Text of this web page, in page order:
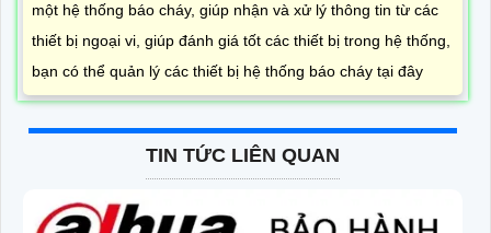
một hệ thống báo cháy, giúp nhận và xử lý thông tin từ các
thiết bị ngoại vi, giúp đánh giá tốt các thiết bị trong hệ thống,
bạn có thể quản lý các thiết bị hệ thống báo cháy tại đây
TIN TỨC LIÊN QUAN